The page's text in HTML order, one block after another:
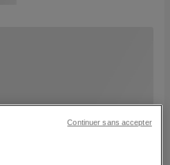
Continuer sans accepter